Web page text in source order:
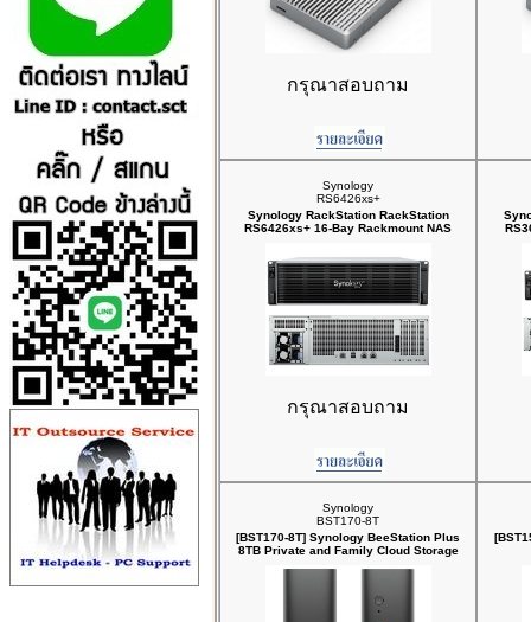
กรุณาสอบถาม
Synology
RS6426xs+
Synology RackStation RackStation
RS6426xs+ 16-Bay Rackmount NAS
กรุณาสอบถาม
Synology
BST170-8T
[BST170-8T] Synology BeeStation Plus
8TB Private and Family Cloud Storage